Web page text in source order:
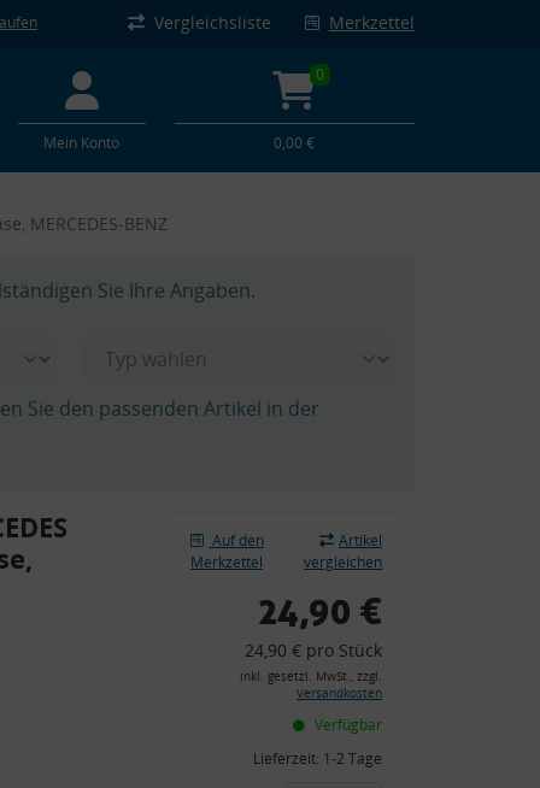
Vergleichsliste Merkzettel
Mein Konto
0
0,00 €
MERCEDES-BENZ
Sie Ihre Angaben.
Sie den passenden Artikel in der
Auf den
Merkzettel
Artikel
vergleichen
24,90 €
24,90 € pro Stück
inkl. gesetzl. MwSt., zzgl.
Versandkosten
Verfügbar
Lieferzeit: 1-2 Tage